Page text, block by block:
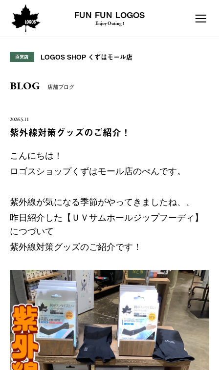
FUN FUN LOGOS
Enjoy Outing !
直営店 LOGOS SHOP くずはモール店
BLOG 店舗ブログ
2026.5.11
紫外線対策グッズのご紹介！
こんにちは！
ロゴスショップくずはモール店のぺんです。
紫外線が気になる季節がやってきましたね、、
昨日紹介した【ＵＶサムホールジップフーディ】
につづいて
紫外線対策グッズのご紹介です！